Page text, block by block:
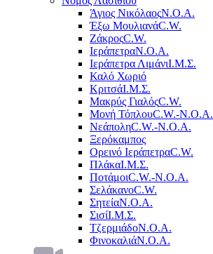
Άγιος ΝικόλαοςΝ.Ο.Α.
Έξω ΜουλιανάC.W.
ΖάκροςC.W.
ΙεράπετραΝ.Ο.Α.
Ιεράπετρα ΛιμάνιΙ.Μ.Σ.
Καλό Χωριό
ΚριτσάΙ.Μ.Σ.
Μακρύς ΓιαλόςC.W.
Μονή ΤόπλουC.W.-Ν.Ο.Α.
ΝεάποληC.W.-Ν.Ο.Α.
Ξερόκαμπος
Ορεινό ΙεράπετραC.W.
ΠλάκαΙ.Μ.Σ.
ΠοτάμοιC.W.-Ν.Ο.Α.
ΣελάκανοC.W.
ΣητείαΝ.Ο.Α.
ΣισίΙ.Μ.Σ.
ΤζερμιάδοΝ.Ο.Α.
ΦινοκαλιάΝ.Ο.Α.